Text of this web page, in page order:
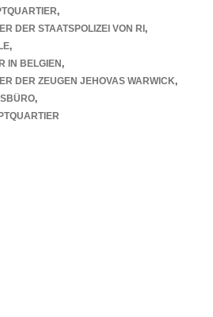
DER STAATSPOLIZEI VON RI
IN BELGIEN
DER ZEUGEN JEHOVAS WARWICK